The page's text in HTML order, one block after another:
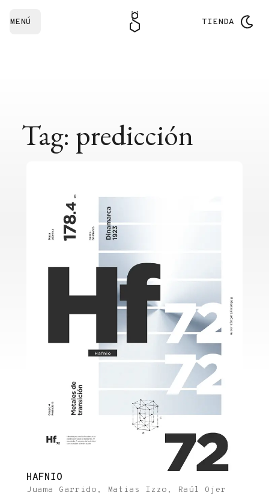
MENÚ TIENDA
Tag: predicción
HAFNIO
Juama Garrido, Matias Izzo, Raúl Ojer